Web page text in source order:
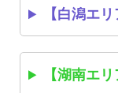
【白潟エ
【湖南エ